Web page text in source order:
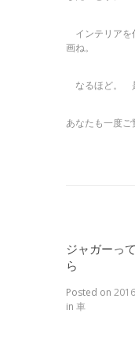
インテリアを
画ね。
なるほど。
あなたも一度ご
ジャガー
ら
Posted on
in 車